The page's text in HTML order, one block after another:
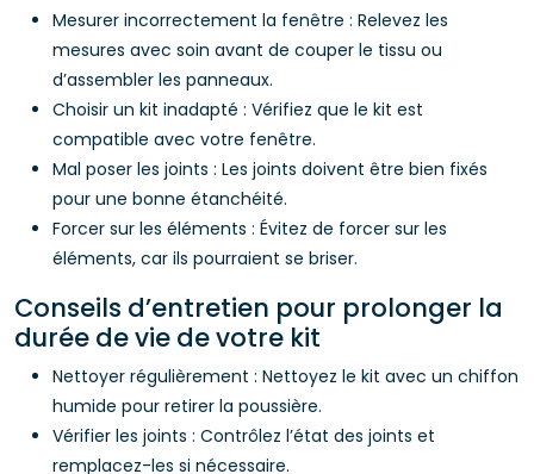
Mesurer incorrectement la fenêtre : Relevez les
mesures avec soin avant de couper le tissu ou
d’assembler les panneaux.
Choisir un kit inadapté : Vérifiez que le kit est
compatible avec votre fenêtre.
Mal poser les joints : Les joints doivent être bien fixés
pour une bonne étanchéité.
Forcer sur les éléments : Évitez de forcer sur les
éléments, car ils pourraient se briser.
Conseils d’entretien pour prolonger la
durée de vie de votre kit
Nettoyer régulièrement : Nettoyez le kit avec un chiffon
humide pour retirer la poussière.
Vérifier les joints : Contrôlez l’état des joints et
remplacez-les si nécessaire.